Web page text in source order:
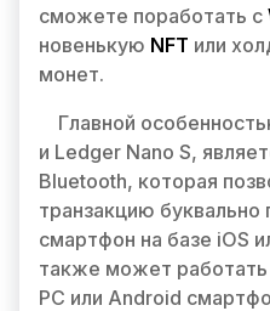
сможете поработать с
новенькую NFT или
монет.
Главной
и Ledger Nano S,
Bluetooth, которая
транзакцию
смартфон на базе iOS
также может
РС или Android